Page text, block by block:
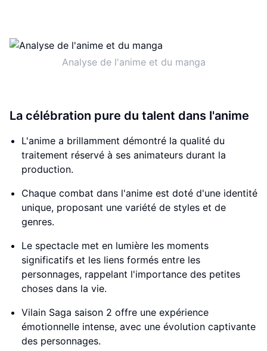
Analyse de l'anime et du manga
La célébration pure du talent dans l'anime
L'anime a brillamment démontré la qualité du
traitement réservé à ses animateurs durant la
production.
Chaque combat dans l'anime est doté d'une identité
unique, proposant une variété de styles et de
genres.
Le spectacle met en lumière les moments
significatifs et les liens formés entre les
personnages, rappelant l'importance des petites
choses dans la vie.
Vilain Saga saison 2 offre une expérience
émotionnelle intense, avec une évolution captivante
des personnages.